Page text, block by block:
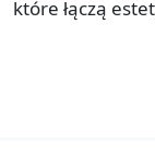
które łączą